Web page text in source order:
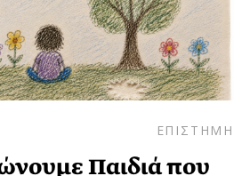
ΕΠΙΣΤΗΜΗ
Παιδιά που